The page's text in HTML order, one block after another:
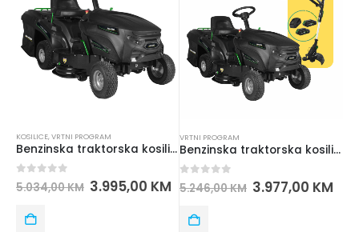
KOSILICE,VRTNI PROGRAM
Benzinska traktorska kosilica ISKRA ERO IE-TM352-840
5.034,00KM 3.995,00 KM
VRTNI PROGRAM
Benzinska traktorska kosilica ISKRA ERO IE-TM352-840 + Akumulatorski trimer Iskra ERO sa nitima IEX-CGT-162 + komplet baterija 2x 2,0 Ah 20 V
5.246,00KM 3.977,00 KM